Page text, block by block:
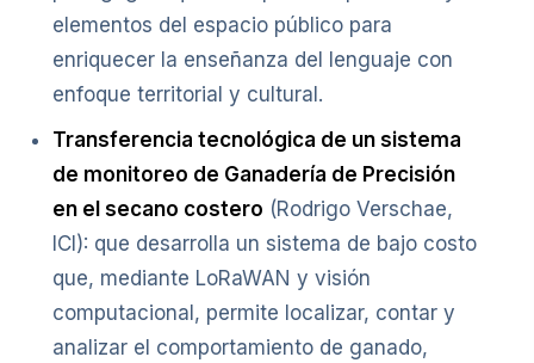
elementos del espacio público para
enriquecer la enseñanza del lenguaje con
enfoque territorial y cultural.
Transferencia tecnológica de un sistema
de monitoreo de Ganadería de Precisión
en el secano costero (Rodrigo Verschae,
ICI): que desarrolla un sistema de bajo costo
que, mediante LoRaWAN y visión
computacional, permite localizar, contar y
analizar el comportamiento de ganado,